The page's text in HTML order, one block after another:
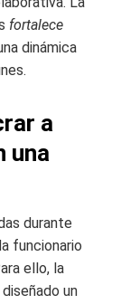
fortalece
dinámica
a
una
durante
funcionario
ello, la
un